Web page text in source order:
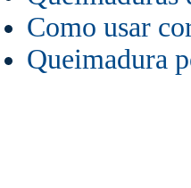
Como usar
Queimadura